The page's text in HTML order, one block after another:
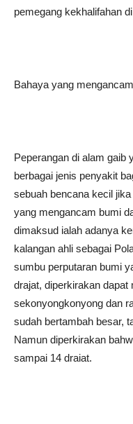
pemegang kekhalifahan
Bahaya yang
Peperangan di alam gaib
berbagai jenis penyakit
sebuah bencana kecil
yang mengancam bumi
dimaksud ialah adanya
kalangan ahli sebagai
sumbu perputaran bumi
drajat, diperkirakan
sekonyongkonyong dan
sudah bertambah besar,
Namun diperkirakan
sampai 14 draiat.